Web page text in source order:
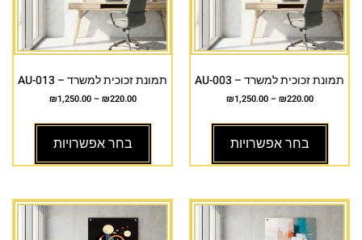
תמונת זכוכית למשרד – AU-003
₪220.00
–
₪1,250.00
בחר אפשרויות
תמונת זכוכית למשרד – AU-013
₪220.00
–
₪1,250.00
בחר אפשרויות